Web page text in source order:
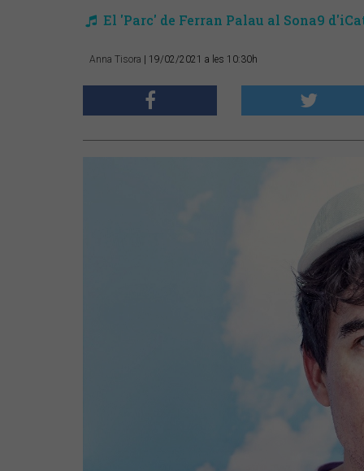
El 'Parc' de Ferran Palau al Sona9
Anna Tisora | 19/02/2021 a les 10:30h